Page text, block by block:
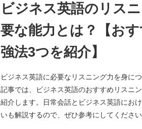
ビジネス英語のリス
要な能力とは？【お
強法3つを紹介】
ビジネス英語に必要なリスニング力を身に
記事では、ビジネス英語のおすすめリスニ
紹介します。日常会話とビジネス英語にお
いも解説するので、ぜひ参考にしてください